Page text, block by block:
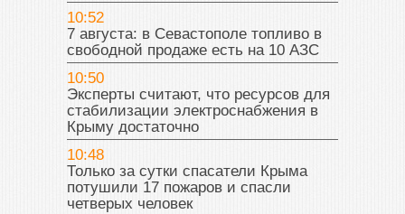
10:52
7 августа: в Севастополе топливо в
свободной продаже есть на 10 АЗС
10:50
Эксперты считают, что ресурсов для
стабилизации электроснабжения в
Крыму достаточно
10:48
Только за сутки спасатели Крыма
потушили 17 пожаров и спасли
четверых человек